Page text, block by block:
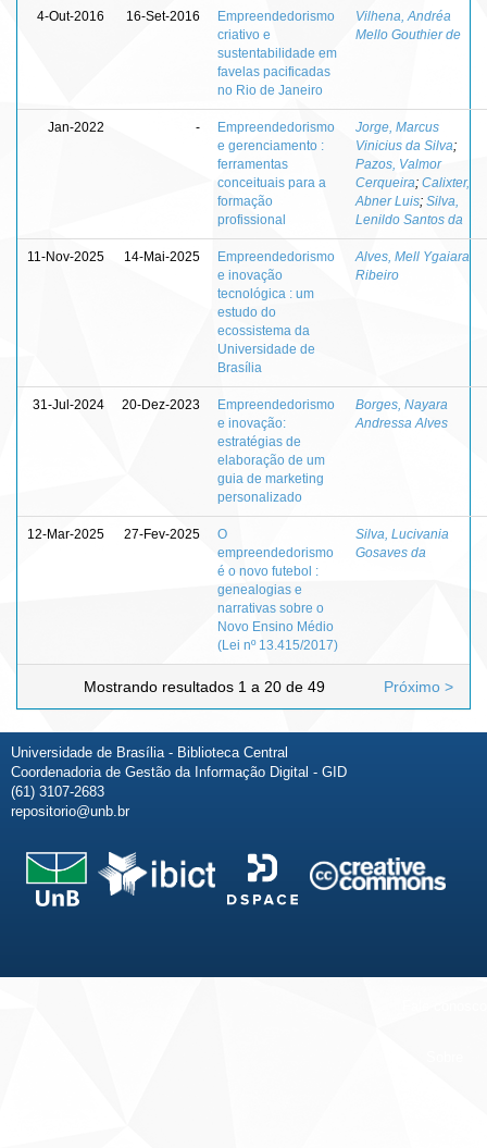
4-Out-2016 16-Set-2016
Empreendedorismo
criativo e
sustentabilidade em
favelas pacificadas
no Rio de Janeiro
Vilhena, Andréa
Mello Gouthier de
Jan-2022 -
Empreendedorismo
e gerenciamento :
ferramentas
conceituais para a
formação
profissional
Jorge, Marcus
Vinicius da Silva;
Pazos, Valmor
Cerqueira; Calixter,
Abner Luis; Silva,
Lenildo Santos da
11-Nov-2025 14-Mai-2025
Empreendedorismo
e inovação
tecnológica : um
estudo do
ecossistema da
Universidade de
Brasília
Alves, Mell Ygaiara
Ribeiro
31-Jul-2024 20-Dez-2023
Empreendedorismo
e inovação:
estratégias de
elaboração de um
guia de marketing
personalizado
Borges, Nayara
Andressa Alves
12-Mar-2025 27-Fev-2025
O
empreendedorismo
é o novo futebol :
genealogias e
narrativas sobre o
Novo Ensino Médio
(Lei nº 13.415/2017)
Silva, Lucivania
Gosaves da
Mostrando resultados 1 a 20 de 49 Próximo >
Universidade de Brasília - Biblioteca Central
Coordenadoria de Gestão da Informação Digital - GID
(61) 3107-2683
repositorio@unb.br